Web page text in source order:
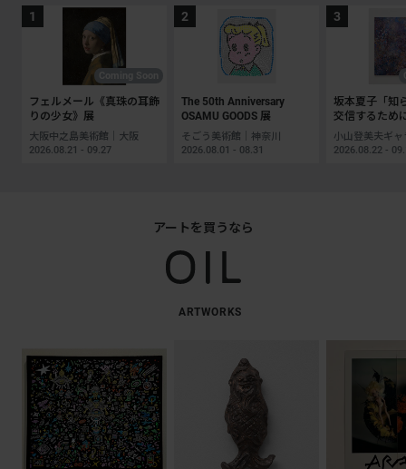
フェルメール《真珠の耳飾
りの少女》展
大阪中之島美術館｜大阪
2026.08.21 - 09.27
The 50th Anniversary
OSAMU GOODS 展
そごう美術館｜神奈川
2026.08.01 - 08.31
坂本夏子「知
交信するため
2026.08.22 -
アートを買うなら
ARTWORKS